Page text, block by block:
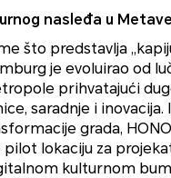
nasleđa u
što predstavlja
je evoluirao od
prihvatajući
saradnje i inovacija.
grada,
lokaciju za
kulturnom